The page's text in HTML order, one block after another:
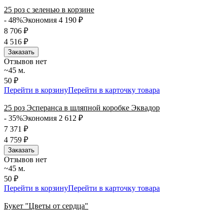
25 роз с зеленью в корзине
- 48%Экономия 4 190 ₽
8 706 ₽
4 516 ₽
Заказать
Отзывов нет
~45 м.
50 ₽
Перейти в корзинуПерейти в карточку товара
25 роз Эсперанса в шляпной коробке Эквадор
- 35%Экономия 2 612 ₽
7 371 ₽
4 759 ₽
Заказать
Отзывов нет
~45 м.
50 ₽
Перейти в корзинуПерейти в карточку товара
Букет "Цветы от сердца"